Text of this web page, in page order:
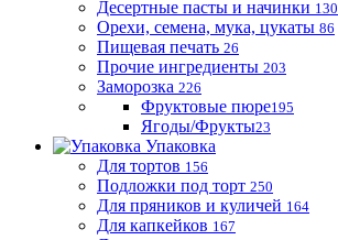
Десертные пасты и начинки 130
Орехи, семена, мука, цукаты 86
Пищевая печать 26
Прочие ингредиенты 203
Заморозка 226
Фруктовые пюре195
Ягоды/Фрукты23
Упаковка
Для тортов 156
Подложки под торт 250
Для пряников и куличей 164
Для капкейков 167